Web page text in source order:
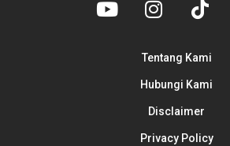
Tentang Kami
Hubungi Kami
Disclaimer
Privacy Policy